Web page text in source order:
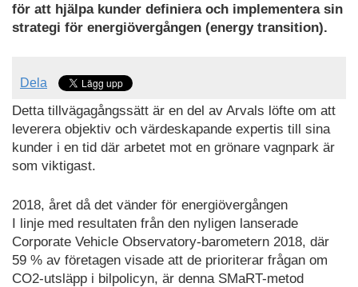
för att hjälpa kunder definiera och implementera sin
strategi för energiövergången (energy transition).
Dela
Detta tillvägagångssätt är en del av Arvals löfte om att
leverera objektiv och värdeskapande expertis till sina
kunder i en tid där arbetet mot en grönare vagnpark är
som viktigast.
2018, året då det vänder för energiövergången
I linje med resultaten från den nyligen lanserade
Corporate Vehicle Observatory-barometern 2018, där
59 % av företagen visade att de prioriterar frågan om
CO2-utsläpp i bilpolicyn, är denna SMaRT-metod